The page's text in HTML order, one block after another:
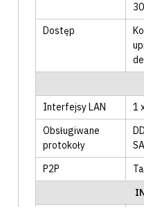
Dostęp
Interfejsy LAN
1
Obsługiwane
protokoły
P2P